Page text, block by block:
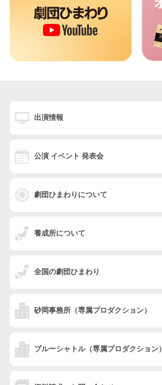
出演情報
公演 イベント 発表会
劇団ひまわりについて
養成所について
全国の劇団ひまわり
砂岡事務所 （専属プロダクション）
ブルーシャトル（専属プロダクション）